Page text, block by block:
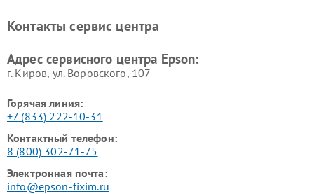
Контакты сервис центра
Адрес сервисного центра Epson:
г. Киров, ул. Воровского, 107
Горячая линия:
+7 (833) 222-10-31
Контактный телефон:
8 (800) 302-71-75
Электронная почта:
info@epson-fixim.ru